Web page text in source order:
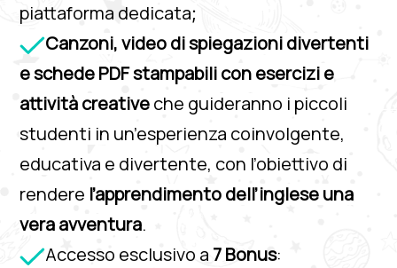
piattaforma dedicata;
Canzoni, video di spiegazioni divertenti
e schede PDF stampabili con esercizi e
attività creativeche guideranno i piccoli
studenti in un’esperienza coinvolgente,
educativa e divertente, con l’obiettivo di
rendere l’apprendimento dell’inglese una
vera avventura.
Accesso esclusivo a 7 Bonus: